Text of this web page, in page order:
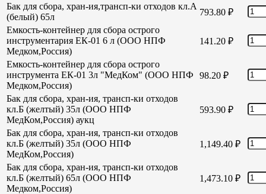
Бак для сбора, хран-ия,трансп-ки отходов кл.А
(белый) 65л
793.80 ₽
Емкость-контейнер для сбора острого
инструментария ЕК-01 6 л (ООО НПФ
Медком,Россия)
141.20 ₽
Емкость-контейнер для сбора острого
инструмента ЕК-01 3л "МедКом" (ООО НПФ
Медком,Россия)
98.20 ₽
Бак для сбора, хран-ия, трансп-ки отходов
кл.Б (желтый) 35л (ООО НПФ
МедКом,Россия) аукц
593.90 ₽
Бак для сбора, хран-ия, трансп-ки отходов
кл.Б (желтый) 35л (ООО НПФ
МедКом,Россия)
1,149.40 ₽
Бак для сбора, хран-ия, трансп-ки отходов
кл.Б (желтый) 65л (ООО НПФ
Медком,Россия)
1,473.10 ₽